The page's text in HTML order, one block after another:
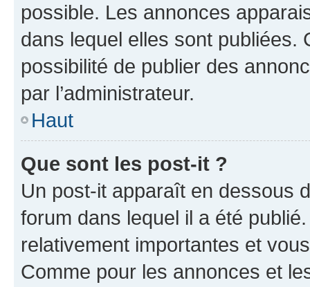
possible. Les annonces
dans lequel elles sont publiées.
possibilité de publier des
par l’administrateur.
Haut
Que sont les post-it ?
Un post-it apparaît en dessous
forum dans lequel il a été
relativement importantes et
Comme pour les annonces et